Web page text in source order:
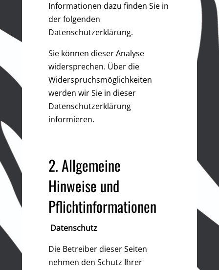
Informationen dazu finden Sie in
der folgenden
Datenschutzerklärung.
Sie können dieser Analyse
widersprechen. Über die
Widerspruchsmöglichkeiten
werden wir Sie in dieser
Datenschutzerklärung
informieren.
2. Allgemeine
Hinweise und
Pflichtinformationen
Datenschutz
Die Betreiber dieser Seiten
nehmen den Schutz Ihrer